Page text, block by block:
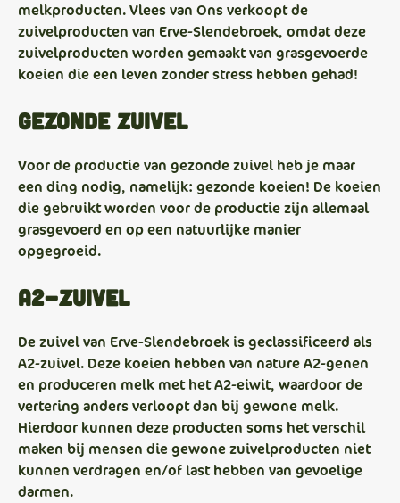
melkproducten. Vlees van Ons verkoopt de
zuivelproducten van Erve-Slendebroek, omdat deze
zuivelproducten worden gemaakt van grasgevoerde
koeien die een leven zonder stress hebben gehad!
Gezonde zuivel
Voor de productie van gezonde zuivel heb je maar
een ding nodig, namelijk: gezonde koeien! De koeien
die gebruikt worden voor de productie zijn allemaal
grasgevoerd en op een natuurlijke manier
opgegroeid.
A2-zuivel
De zuivel van Erve-Slendebroek is geclassificeerd als
A2-zuivel. Deze koeien hebben van nature A2-genen
en produceren melk met het A2-eiwit, waardoor de
vertering anders verloopt dan bij gewone melk.
Hierdoor kunnen deze producten soms het verschil
maken bij mensen die gewone zuivelproducten niet
kunnen verdragen en/of last hebben van gevoelige
darmen.